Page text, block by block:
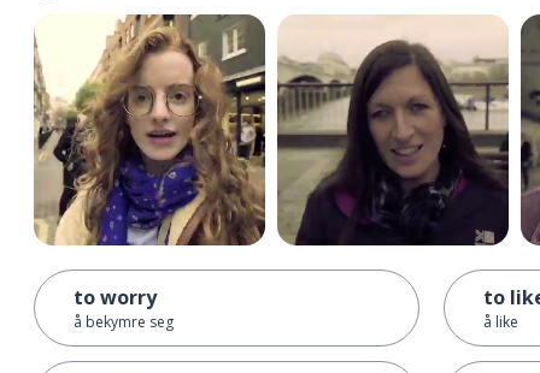
to worry
å bekymre seg
to
å like